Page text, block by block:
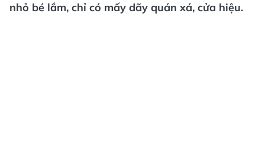
nhỏ bé lắm, chỉ có mấy dãy quán xá, cửa hiệu.